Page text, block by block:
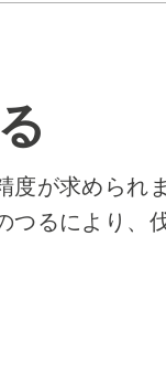
度が求められ
つるにより、